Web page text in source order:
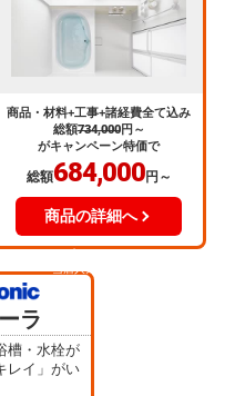
商品・材料+工事+諸経費全て込み
総額734,000円～
がキャンペーン特価で
総額684,000円～
商品の詳細へ
ラ
槽・水栓が
レイ」がい
当店人気